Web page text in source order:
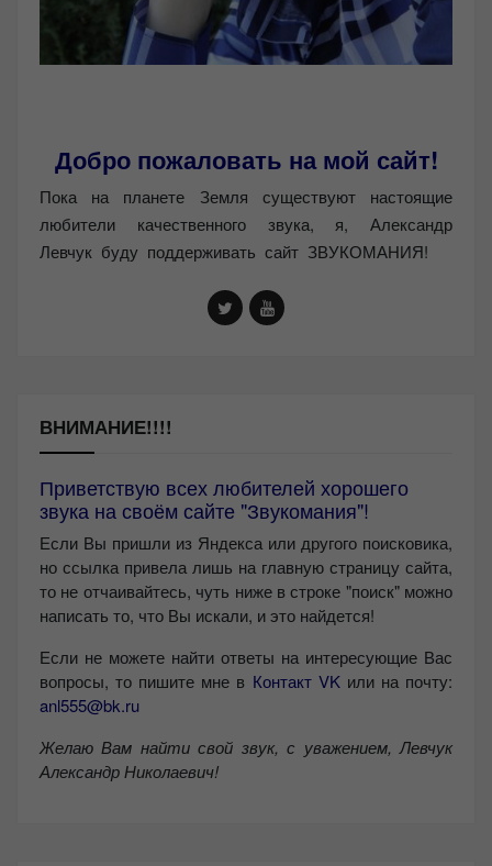
Добро пожаловать на мой сайт!
Пока на планете Земля существуют настоящие
любители качественного звука, я, Александр
Левчук буду поддерживать сайт ЗВУКОМАНИЯ!
ВНИМАНИЕ!!!!
Приветствую всех любителей хорошего
звука на своём сайте "Звукомания"!
Если Вы пришли из Яндекса или другого поисковика,
но ссылка привела лишь на главную страницу сайта,
то не отчаивайтесь, чуть ниже в строке "поиск" можно
написать то, что Вы искали, и это найдется!
Если не можете найти ответы на интересующие Вас
вопросы, то пишите мне в Контакт VKили на почту:
anl555@bk.ru
Желаю Вам найти свой звук, с уважением, Левчук
Александр Николаевич!